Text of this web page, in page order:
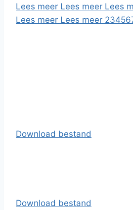
Lees meer Lees meer Lees
Lees meer Lees meer 23456
Download bestand
Download bestand